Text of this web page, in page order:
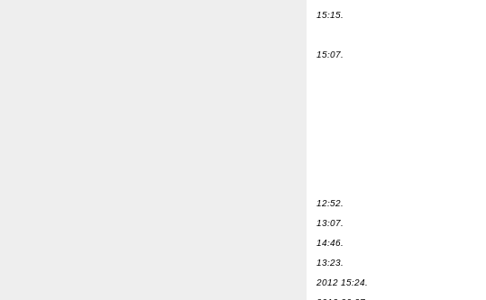
15:15.
15:07.
12:52.
13:07.
14:46.
13:23.
2012 15:24.